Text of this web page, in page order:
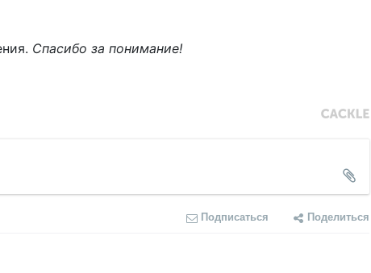
Спасибо за понимание!
Подписаться Поделиться